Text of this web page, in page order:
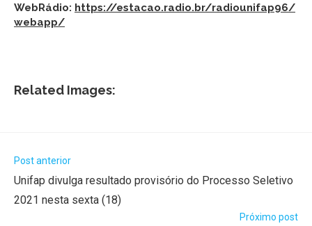
WebRádio: https://estacao.radio.br/radiounifap96/
webapp/
Related Images:
Post anterior
Unifap divulga resultado provisório do Processo Seletivo
2021 nesta sexta (18)
Próximo post